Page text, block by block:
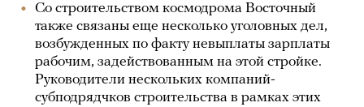
Со строительством космодрома Восточный
также связаны еще несколько уголовных дел,
возбужденных по факту невыплаты зарплаты
рабочим, задействованным на этой стройке.
Руководители нескольких компаний-
субподрядчков строительства в рамках этих